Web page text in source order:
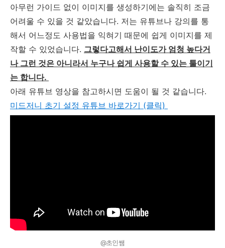
아무런 가이드 없이 이미지를 생성하기에는 솔직히 조금
어려울 수 있을 것 같았습니다. 저는 유튜브나 강의를 통
해서 어느정도 사용법을 익혀기 때문에 쉽게 이미지를 제
작할 수 있었습니다. 그렇다고해서 난이도가 엄청 높다거
나 그런 것은 아니라서 누구나 쉽게 사용할 수 있는 툴이기
는 합니다.
아래 유튜브 영상을 참고하시면 도움이 될 것 같습니다.
미드저니 초기 설정 유튜브 바로가기 (클릭)
@초인쌤